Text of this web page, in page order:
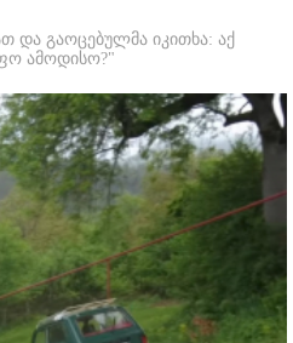
და გაოცებულმა იკითხა: აქ
ამოდისო?"